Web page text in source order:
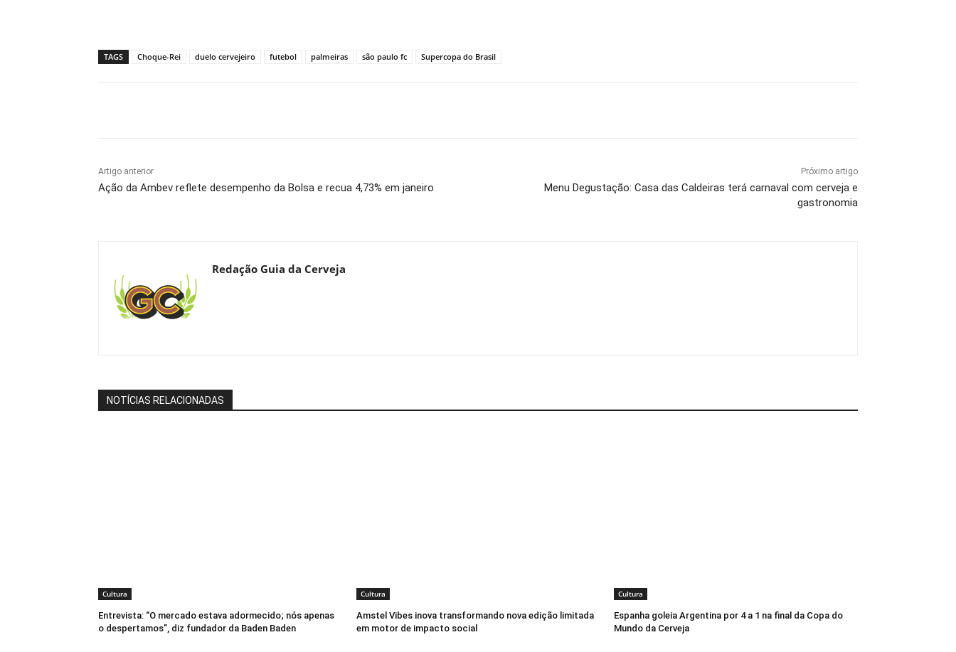
TAGS Choque-Rei duelo cervejeiro futebol palmeiras são paulo fc Supercopa do Brasil
Artigo anterior
Ação da Ambev reflete desempenho da Bolsa e recua 4,73% em janeiro
Próximo artigo
Menu Degustação: Casa das Caldeiras terá carnaval com cerveja e
gastronomia
Redação Guia da Cerveja
NOTÍCIAS RELACIONADAS
Cultura
Entrevista: “O mercado estava adormecido; nós apenas
o despertamos”, diz fundador da Baden Baden
Cultura
Amstel Vibes inova transformando nova edição limitada
em motor de impacto social
Cultura
Espanha goleia Argentina por 4 a 1 na final da Copa do
Mundo da Cerveja